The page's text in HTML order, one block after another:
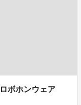
ロボホンウェア